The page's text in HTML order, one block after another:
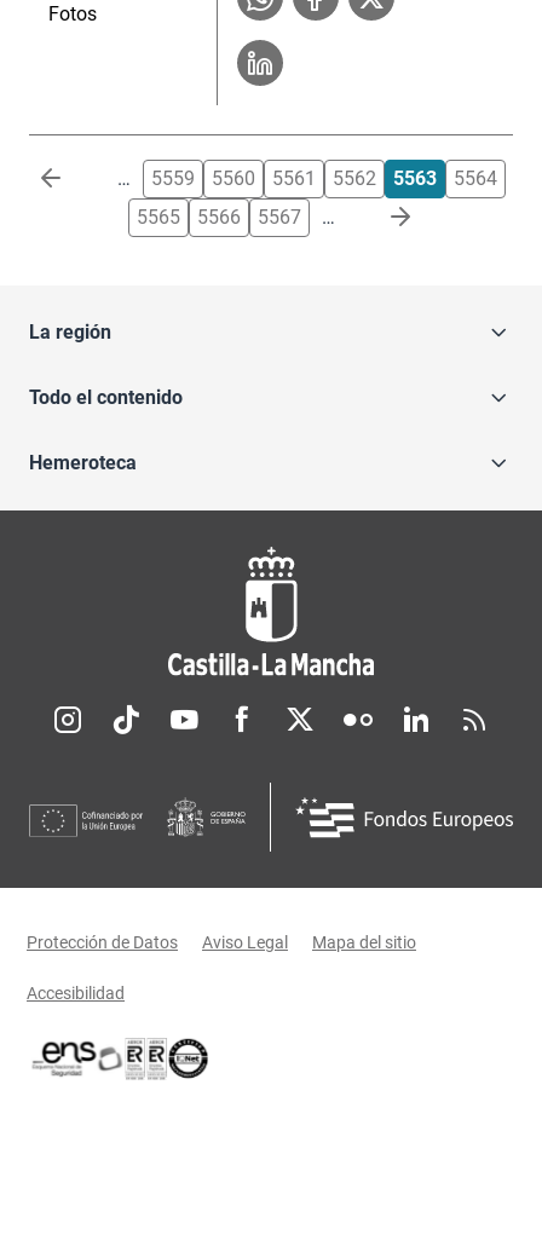
Fotos
Paginación … 5559 5560 5561 5562 5563
5564
5565
5566 5567 …
La región
Todo el contenido
Hemeroteca
Redes sociales JCCM
Menú legal
Protección de Datos Aviso Legal Mapa del sitio
Accesibilidad